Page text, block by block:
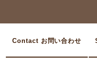
Contact お問い合わせ